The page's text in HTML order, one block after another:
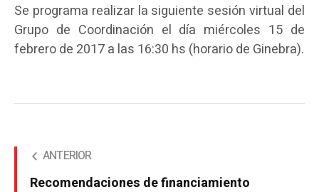
Se programa realizar la siguiente sesión virtual del
Grupo de Coordinación el día miércoles 15 de
febrero de 2017 a las 16:30 hs (horario de Ginebra).
ANTERIOR
Recomendaciones de financiamiento